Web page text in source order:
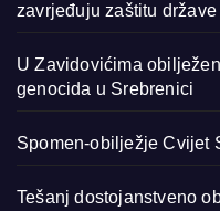
zavrjeđuju zaštitu države
U Zavidovićima
genocida u Srebrenici
Spomen-obilježje Cvijet
Tešanj dostojanstveno